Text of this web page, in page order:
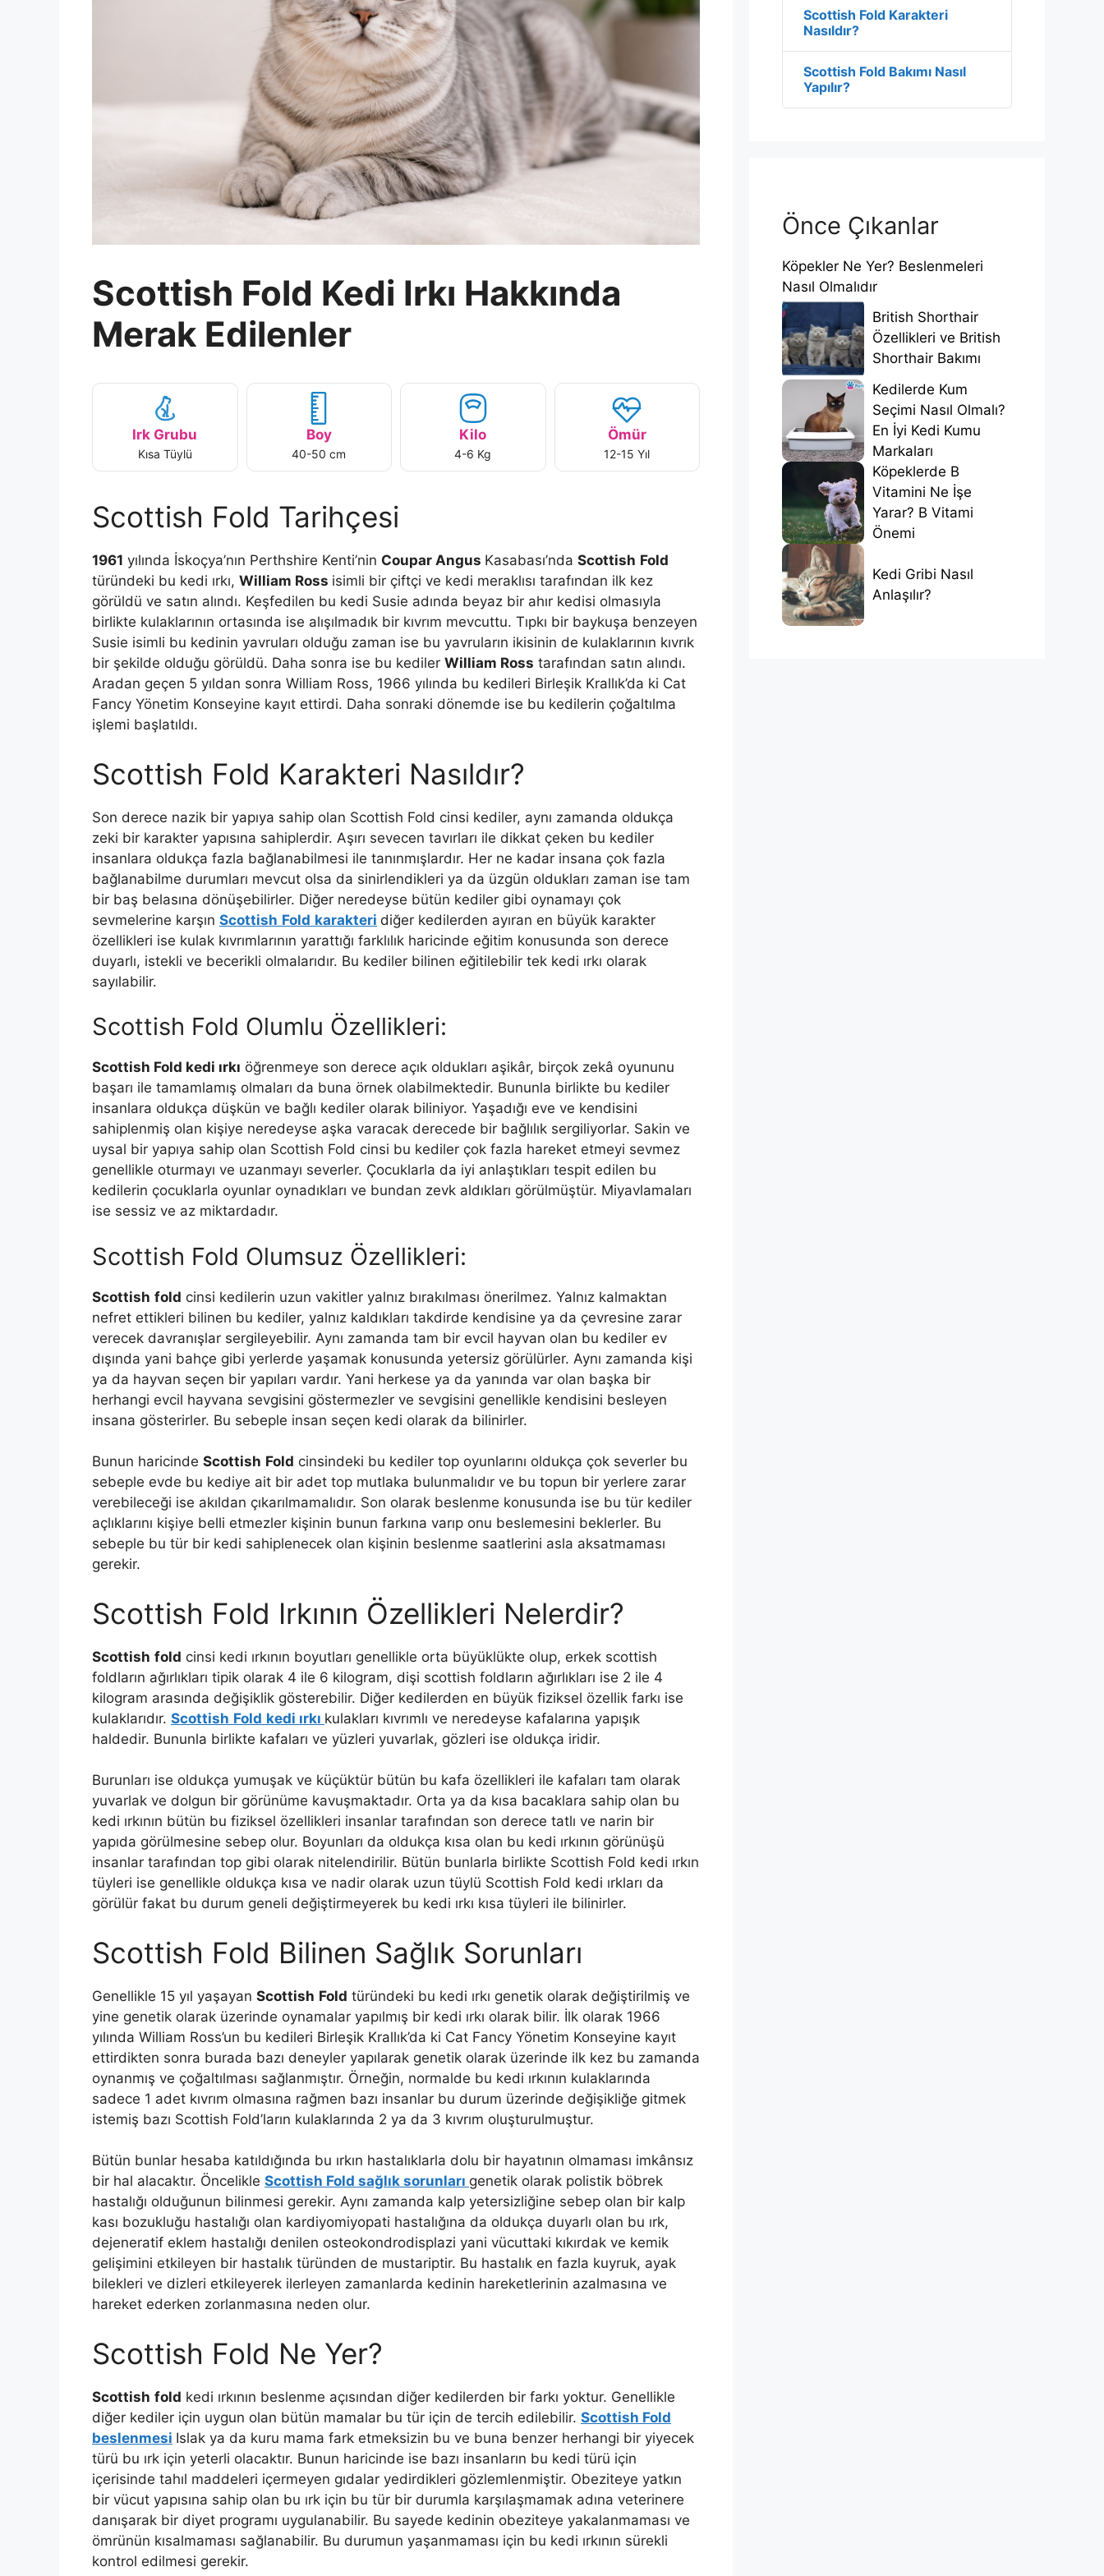
Scottish Fold Kedi Irkı Hakkında
Merak Edilenler
Irk Grubu
Kısa Tüylü
Boy
40-50 cm
Kilo
4-6 Kg
Ömür
12-15 Yıl
Scottish Fold Tarihçesi
1961 yılında İskoçya’nın Perthshire Kenti’nin Coupar Angus Kasabası’nda Scottish Fold
türündeki bu kedi ırkı, William Ross isimli bir çiftçi ve kedi meraklısı tarafından ilk kez
görüldü ve satın alındı. Keşfedilen bu kedi Susie adında beyaz bir ahır kedisi olmasıyla
birlikte kulaklarının ortasında ise alışılmadık bir kıvrım mevcuttu. Tıpkı bir baykuşa benzeyen
Susie isimli bu kedinin yavruları olduğu zaman ise bu yavruların ikisinin de kulaklarının kıvrık
bir şekilde olduğu görüldü. Daha sonra ise bu kediler William Ross tarafından satın alındı.
Aradan geçen 5 yıldan sonra William Ross, 1966 yılında bu kedileri Birleşik Krallık’da ki Cat
Fancy Yönetim Konseyine kayıt ettirdi. Daha sonraki dönemde ise bu kedilerin çoğaltılma
işlemi başlatıldı.
Scottish Fold Karakteri Nasıldır?
Son derece nazik bir yapıya sahip olan Scottish Fold cinsi kediler, aynı zamanda oldukça
zeki bir karakter yapısına sahiplerdir. Aşırı sevecen tavırları ile dikkat çeken bu kediler
insanlara oldukça fazla bağlanabilmesi ile tanınmışlardır. Her ne kadar insana çok fazla
bağlanabilme durumları mevcut olsa da sinirlendikleri ya da üzgün oldukları zaman ise tam
bir baş belasına dönüşebilirler. Diğer neredeyse bütün kediler gibi oynamayı çok
sevmelerine karşın Scottish Fold karakteri diğer kedilerden ayıran en büyük karakter
özellikleri ise kulak kıvrımlarının yarattığı farklılık haricinde eğitim konusunda son derece
duyarlı, istekli ve becerikli olmalarıdır. Bu kediler bilinen eğitilebilir tek kedi ırkı olarak
sayılabilir.
Scottish Fold Olumlu Özellikleri:
Scottish Fold kedi ırkı öğrenmeye son derece açık oldukları aşikâr, birçok zekâ oyununu
başarı ile tamamlamış olmaları da buna örnek olabilmektedir. Bununla birlikte bu kediler
insanlara oldukça düşkün ve bağlı kediler olarak biliniyor. Yaşadığı eve ve kendisini
sahiplenmiş olan kişiye neredeyse aşka varacak derecede bir bağlılık sergiliyorlar. Sakin ve
uysal bir yapıya sahip olan Scottish Fold cinsi bu kediler çok fazla hareket etmeyi sevmez
genellikle oturmayı ve uzanmayı severler. Çocuklarla da iyi anlaştıkları tespit edilen bu
kedilerin çocuklarla oyunlar oynadıkları ve bundan zevk aldıkları görülmüştür. Miyavlamaları
ise sessiz ve az miktardadır.
Scottish Fold Olumsuz Özellikleri:
Scottish fold cinsi kedilerin uzun vakitler yalnız bırakılması önerilmez. Yalnız kalmaktan
nefret ettikleri bilinen bu kediler, yalnız kaldıkları takdirde kendisine ya da çevresine zarar
verecek davranışlar sergileyebilir. Aynı zamanda tam bir evcil hayvan olan bu kediler ev
dışında yani bahçe gibi yerlerde yaşamak konusunda yetersiz görülürler. Aynı zamanda kişi
ya da hayvan seçen bir yapıları vardır. Yani herkese ya da yanında var olan başka bir
herhangi evcil hayvana sevgisini göstermezler ve sevgisini genellikle kendisini besleyen
insana gösterirler. Bu sebeple insan seçen kedi olarak da bilinirler.
Bunun haricinde Scottish Fold cinsindeki bu kediler top oyunlarını oldukça çok severler bu
sebeple evde bu kediye ait bir adet top mutlaka bulunmalıdır ve bu topun bir yerlere zarar
verebileceği ise akıldan çıkarılmamalıdır. Son olarak beslenme konusunda ise bu tür kediler
açlıklarını kişiye belli etmezler kişinin bunun farkına varıp onu beslemesini beklerler. Bu
sebeple bu tür bir kedi sahiplenecek olan kişinin beslenme saatlerini asla aksatmaması
gerekir.
Scottish Fold Irkının Özellikleri Nelerdir?
Scottish fold cinsi kedi ırkının boyutları genellikle orta büyüklükte olup, erkek scottish
foldların ağırlıkları tipik olarak 4 ile 6 kilogram, dişi scottish foldların ağırlıkları ise 2 ile 4
kilogram arasında değişiklik gösterebilir. Diğer kedilerden en büyük fiziksel özellik farkı ise
kulaklarıdır. Scottish Fold kedi ırkı kulakları kıvrımlı ve neredeyse kafalarına yapışık
haldedir. Bununla birlikte kafaları ve yüzleri yuvarlak, gözleri ise oldukça iridir.
Burunları ise oldukça yumuşak ve küçüktür bütün bu kafa özellikleri ile kafaları tam olarak
yuvarlak ve dolgun bir görünüme kavuşmaktadır. Orta ya da kısa bacaklara sahip olan bu
kedi ırkının bütün bu fiziksel özellikleri insanlar tarafından son derece tatlı ve narin bir
yapıda görülmesine sebep olur. Boyunları da oldukça kısa olan bu kedi ırkının görünüşü
insanlar tarafından top gibi olarak nitelendirilir. Bütün bunlarla birlikte Scottish Fold kedi ırkın
tüyleri ise genellikle oldukça kısa ve nadir olarak uzun tüylü Scottish Fold kedi ırkları da
görülür fakat bu durum geneli değiştirmeyerek bu kedi ırkı kısa tüyleri ile bilinirler.
Scottish Fold Bilinen Sağlık Sorunları
Genellikle 15 yıl yaşayan Scottish Fold türündeki bu kedi ırkı genetik olarak değiştirilmiş ve
yine genetik olarak üzerinde oynamalar yapılmış bir kedi ırkı olarak bilir. İlk olarak 1966
yılında William Ross’un bu kedileri Birleşik Krallık’da ki Cat Fancy Yönetim Konseyine kayıt
ettirdikten sonra burada bazı deneyler yapılarak genetik olarak üzerinde ilk kez bu zamanda
oynanmış ve çoğaltılması sağlanmıştır. Örneğin, normalde bu kedi ırkının kulaklarında
sadece 1 adet kıvrım olmasına rağmen bazı insanlar bu durum üzerinde değişikliğe gitmek
istemiş bazı Scottish Fold’ların kulaklarında 2 ya da 3 kıvrım oluşturulmuştur.
Bütün bunlar hesaba katıldığında bu ırkın hastalıklarla dolu bir hayatının olmaması imkânsız
bir hal alacaktır. Öncelikle Scottish Fold sağlık sorunları genetik olarak polistik böbrek
hastalığı olduğunun bilinmesi gerekir. Aynı zamanda kalp yetersizliğine sebep olan bir kalp
kası bozukluğu hastalığı olan kardiyomiyopati hastalığına da oldukça duyarlı olan bu ırk,
dejeneratif eklem hastalığı denilen osteokondrodisplazi yani vücuttaki kıkırdak ve kemik
gelişimini etkileyen bir hastalık türünden de mustariptir. Bu hastalık en fazla kuyruk, ayak
bilekleri ve dizleri etkileyerek ilerleyen zamanlarda kedinin hareketlerinin azalmasına ve
hareket ederken zorlanmasına neden olur.
Scottish Fold Ne Yer?
Scottish fold kedi ırkının beslenme açısından diğer kedilerden bir farkı yoktur. Genellikle
diğer kediler için uygun olan bütün mamalar bu tür için de tercih edilebilir. Scottish Fold
beslenmesi Islak ya da kuru mama fark etmeksizin bu ve buna benzer herhangi bir yiyecek
türü bu ırk için yeterli olacaktır. Bunun haricinde ise bazı insanların bu kedi türü için
içerisinde tahıl maddeleri içermeyen gıdalar yedirdikleri gözlemlenmiştir. Obeziteye yatkın
bir vücut yapısına sahip olan bu ırk için bu tür bir durumla karşılaşmamak adına veterinere
danışarak bir diyet programı uygulanabilir. Bu sayede kedinin obeziteye yakalanmaması ve
ömrünün kısalmaması sağlanabilir. Bu durumun yaşanmaması için bu kedi ırkının sürekli
kontrol edilmesi gerekir.
Scottish Fold Karakteri
Nasıldır?
Scottish Fold Bakımı Nasıl
Yapılır?
Önce Çıkanlar
Köpekler Ne Yer? Beslenmeleri
Nasıl Olmalıdır
British Shorthair
Özellikleri ve British
Shorthair Bakımı
Kedilerde Kum
Seçimi Nasıl Olmalı?
En İyi Kedi Kumu
Markaları
Köpeklerde B
Vitamini Ne İşe
Yarar? B Vitami
Önemi
Kedi Gribi Nasıl
Anlaşılır?